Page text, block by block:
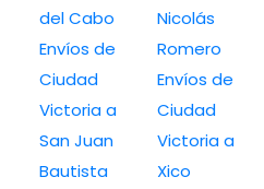
del Cabo
Envíos de
Ciudad
Victoria a
San Juan
Bautista
Nicolás
Romero
Envíos de
Ciudad
Victoria a
Xico